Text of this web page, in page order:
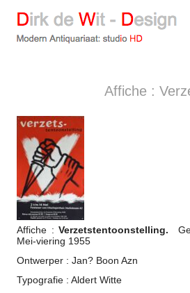
Dirk de Wit - Design
Modern Antiquariaat: studio HD
Affiche :
Affiche :Verzetstentoonstelling.
Mei-viering 1955
Ontwerper : Jan? Boon Azn
Typografie : Aldert Witte